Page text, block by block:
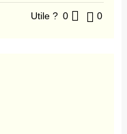
Utile ? 0 0